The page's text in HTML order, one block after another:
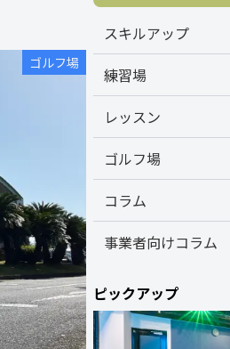
ゴルフ場
スキルアップ
練習場
レッスン
ゴルフ場
コラム
事業者向けコラム
ピックアップ